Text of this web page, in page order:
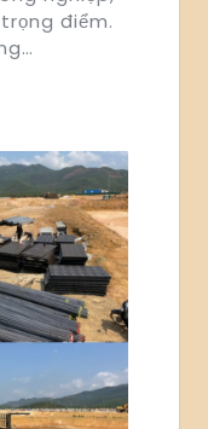
điểm.